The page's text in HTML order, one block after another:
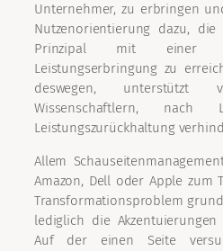
Unternehmer, zu erbringen
Nutzenorientierung dazu,
Prinzipal mit einer
Leistungserbringung zu
deswegen,
Wissenschaftlern,
Leistungszurückhaltung
Allem
Amazon, Dell oder Apple zum
Transformationsproblem
lediglich die
Auf der einen Seite